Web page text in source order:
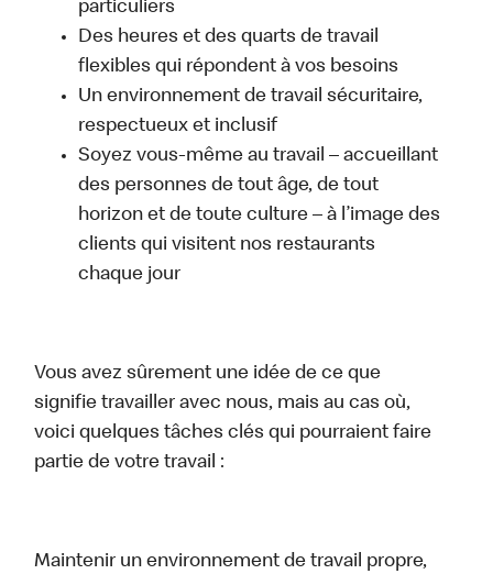
particuliers
Des heures et des quarts de travail
flexibles qui répondent à vos besoins
Un environnement de travail sécuritaire,
respectueux et inclusif
Soyez vous-même au travail – accueillant
des personnes de tout âge, de tout
horizon et de toute culture – à l’image des
clients qui visitent nos restaurants
chaque jour
Vous avez sûrement une idée de ce que
signifie travailler avec nous, mais au cas où,
voici quelques tâches clés qui pourraient faire
partie de votre travail :
Maintenir un environnement de travail propre,